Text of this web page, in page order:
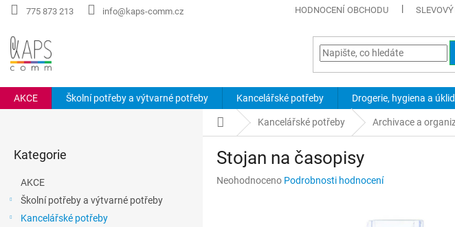
Přejít
775 873 213 info@kaps-comm.cz HODNOCENÍ OBCHODU
AKCE Školní potřeby a výtvarné potřeby Kancelářské potřeby Drogerie, hygiena a úklid
kategorie
Kategorie
AKCE
Školní potřeby a výtvarné potřeby
Kancelářské potřeby
Domů Kancelářské potřeby Archivace a
Stojan na časopisy
Průměrné
Neohodnoceno Podrobnosti hodnocení